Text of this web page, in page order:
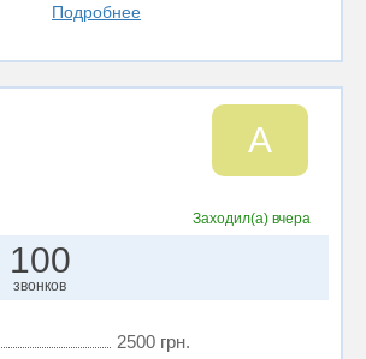
Подробнее
А
Заходил(а) вчера
100
звонков
2500 грн.